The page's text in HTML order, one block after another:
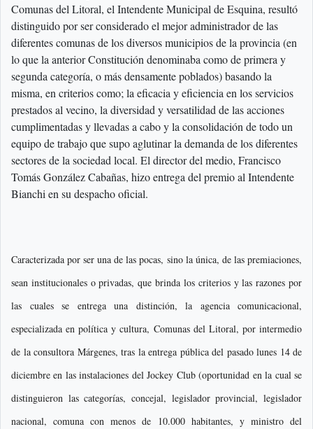
Comunas del Litoral, el Intendente Municipal de Esquina, resultó
distinguido por ser considerado el mejor administrador de las
diferentes comunas de los diversos municipios de la provincia (en
lo que la anterior Constitución denominaba como de primera y
segunda categoría, o más densamente poblados) basando la
misma, en criterios como; la eficacia y eficiencia en los servicios
prestados al vecino, la diversidad y versatilidad de las acciones
cumplimentadas y llevadas a cabo y la consolidación de todo un
equipo de trabajo que supo aglutinar la demanda de los diferentes
sectores de la sociedad local. El director del medio, Francisco
Tomás González Cabañas, hizo entrega del premio al Intendente
Bianchi en su despacho oficial.
Caracterizada por ser una de las pocas, sino la única, de las premiaciones,
sean institucionales o privadas, que brinda los criterios y las razones por
las cuales se entrega una distinción, la agencia comunicacional,
especializada en política y cultura, Comunas del Litoral, por intermedio
de la consultora Márgenes, tras la entrega pública del pasado lunes 14 de
diciembre en las instalaciones del Jockey Club (oportunidad en la cual se
distinguieron las categorías, concejal, legislador provincial, legislador
nacional, comuna con menos de 10.000 habitantes, y ministro del